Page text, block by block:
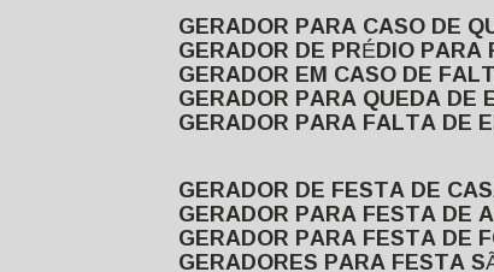
GERADOR PARA CASO DE
GERADOR DE PRÉDIO
GERADOR EM CASO DE
GERADOR PARA QUEDA DE
GERADOR PARA FALTA DE
GERADOR DE FESTA DE
GERADOR PARA FESTA DE
GERADOR PARA FESTA DE
GERADORES PARA FESTA